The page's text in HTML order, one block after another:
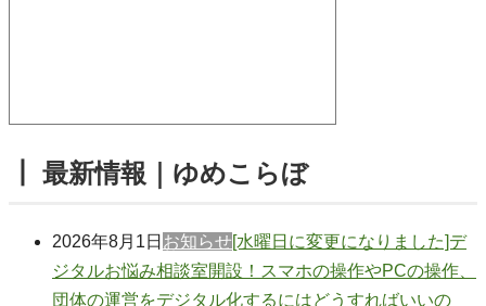
┃ 最新情報｜ゆめこらぼ
2026年8月1日 お知らせ[水曜日に変更になりました]デ
ジタルお悩み相談室開設！スマホの操作やPCの操作、
団体の運営をデジタル化するにはどうすればいいの